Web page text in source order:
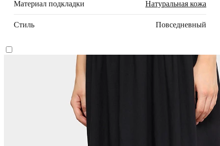
Материал подкладки Натуральная кожа
Стиль Повседневный